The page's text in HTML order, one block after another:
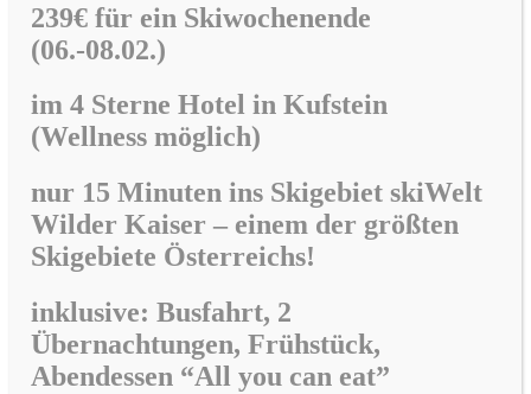
239€ für ein Skiwochenende
(06.-08.02.)
im 4 Sterne Hotel in Kufstein
(Wellness möglich)
nur 15 Minuten ins Skigebiet skiWelt
Wilder Kaiser – einem der größten
Skigebiete Österreichs!
inklusive: Busfahrt, 2
Übernachtungen, Frühstück,
Abendessen “All you can eat”